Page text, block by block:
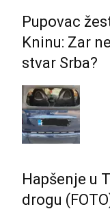
Pupovac
Kninu: Zar
stvar Srba?
Hapšenje u
drogu